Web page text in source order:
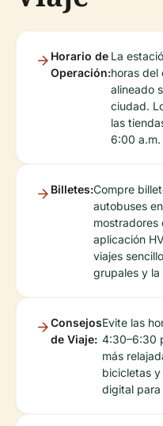
Horario de
Operación:
La
horas del
alineado
ciudad.
las
6:00 a.m.
Billetes:Compre
autobuses
mostradores
aplicación
viajes
grupales y la
Consejos
de Viaje:
Evite las
4:30–6:30
más
bicicletas
digital